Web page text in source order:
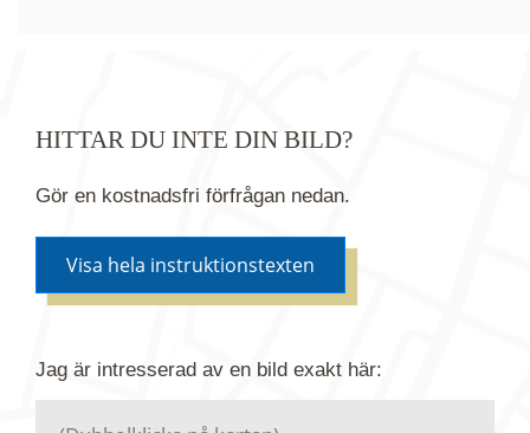
HITTAR DU INTE DIN BILD?
Gör en kostnadsfri förfrågan nedan.
Visa hela instruktionstexten
Jag är intresserad av en bild exakt här: